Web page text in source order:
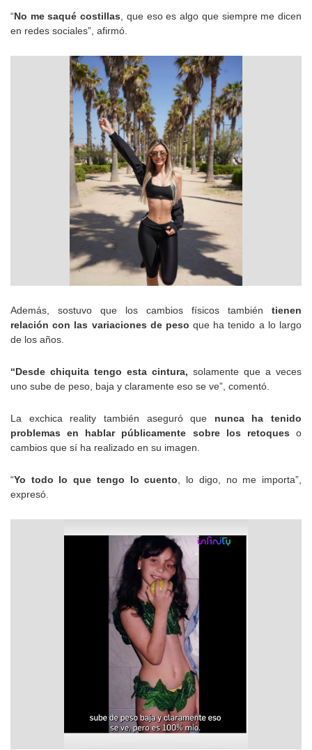
“No me saqué costillas , que eso es algo que siempre me dicen
en redes sociales”, afirmó.
Además, sostuvo que los cambios físicos también tienen
relación con las variaciones de pesoque ha tenido a lo largo
de los años.
“Desde chiquita tengo esta cintura, solamente que a veces
uno sube de peso, baja y claramente eso se ve”, comentó.
La exchica reality también aseguró que nunca ha tenido
problemas en hablar públicamente sobre los retoques o
cambios que sí ha realizado en su imagen.
“Yo todo lo que tengo lo cuento , lo digo, no me importa”,
expresó.